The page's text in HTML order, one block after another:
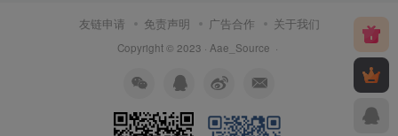
友链申请 免责声明 广告合作 关于我们
Copyright © 2023 · Aae_Source ·